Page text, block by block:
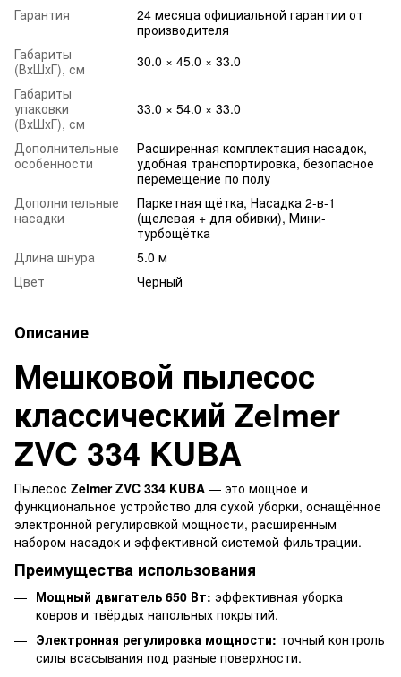
Гарантия
24 месяца официальной гарантии от
производителя
Габариты
(ВхШхГ), см
30.0 × 45.0 × 33.0
Габариты
упаковки
(ВхШхГ), см
33.0 × 54.0 × 33.0
Дополнительные
особенности
Расширенная комплектация насадок,
удобная транспортировка, безопасное
перемещение по полу
Дополнительные
насадки
Паркетная щётка, Насадка 2-в-1
(щелевая + для обивки), Мини-
турбощётка
Длина шнура
5.0 м
Цвет
Черный
Описание
Мешковой пылесос
классический Zelmer
ZVC 334 KUBA
Пылесос Zelmer ZVC 334 KUBA — это мощное и
функциональное устройство для сухой уборки, оснащённое
электронной регулировкой мощности, расширенным
набором насадок и эффективной системой фильтрации.
Преимущества использования
Мощный двигатель 650 Вт: эффективная уборка
ковров и твёрдых напольных покрытий.
Электронная регулировка мощности: точный контроль
силы всасывания под разные поверхности.